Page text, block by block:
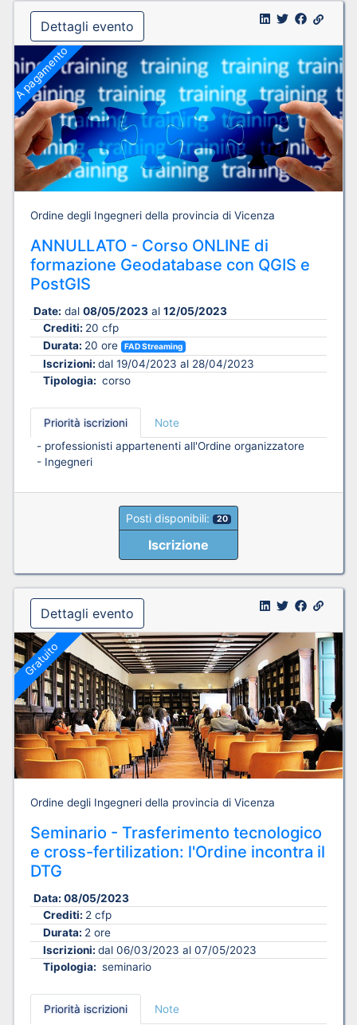
Dettagli evento
A pagamento
Ordine degli Ingegneri della provincia di Vicenza
ANNULLATO - Corso ONLINE di
formazione Geodatabase con QGIS e
PostGIS
Date: dal 08/05/2023 al 12/05/2023
Crediti: 20 cfp
Durata: 20 ore FAD Streaming
Iscrizioni: dal 19/04/2023 al 28/04/2023
Tipologia: corso
Priorità iscrizioni
Note
- professionisti appartenenti all'Ordine organizzatore
- Ingegneri
Posti disponibili: 20
Iscrizione
Dettagli evento
Gratuito
Ordine degli Ingegneri della provincia di Vicenza
Seminario - Trasferimento tecnologico
e cross-fertilization: l'Ordine incontra il
DTG
Data: 08/05/2023
Crediti: 2 cfp
Durata: 2 ore
Iscrizioni: dal 06/03/2023 al 07/05/2023
Tipologia: seminario
Priorità iscrizioni
Note